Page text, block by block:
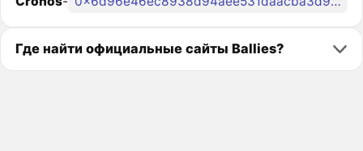
Где найти официальные сайты Ballies?